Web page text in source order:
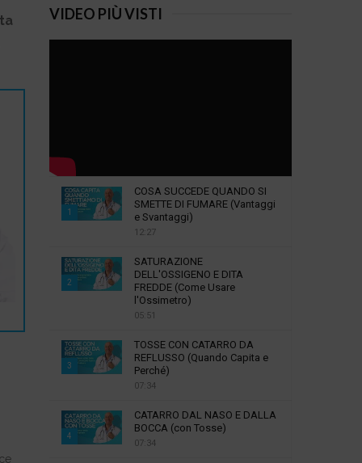
VIDEO PIÙ VISTI
1
u
m
u
COSA SUCCEDE QUANDO SI
SMETTE DI FUMARE (Vantaggi
e Svantaggi)
12:27
2
u
m
b
SATURAZIONE
DELL'OSSIGENO E DITA
FREDDE (Come Usare
l'Ossimetro)
05:51
3
u
m
TOSSE CON CATARRO DA
REFLUSSO (Quando Capita e
Perché)
07:34
4
CATARRO DAL NASO E DALLA
BOCCA (con Tosse)
07:34